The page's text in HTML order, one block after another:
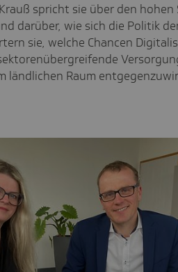
spricht sie über den
darüber, wie sich die Politik
sie, welche Chancen
ländlichen Raum